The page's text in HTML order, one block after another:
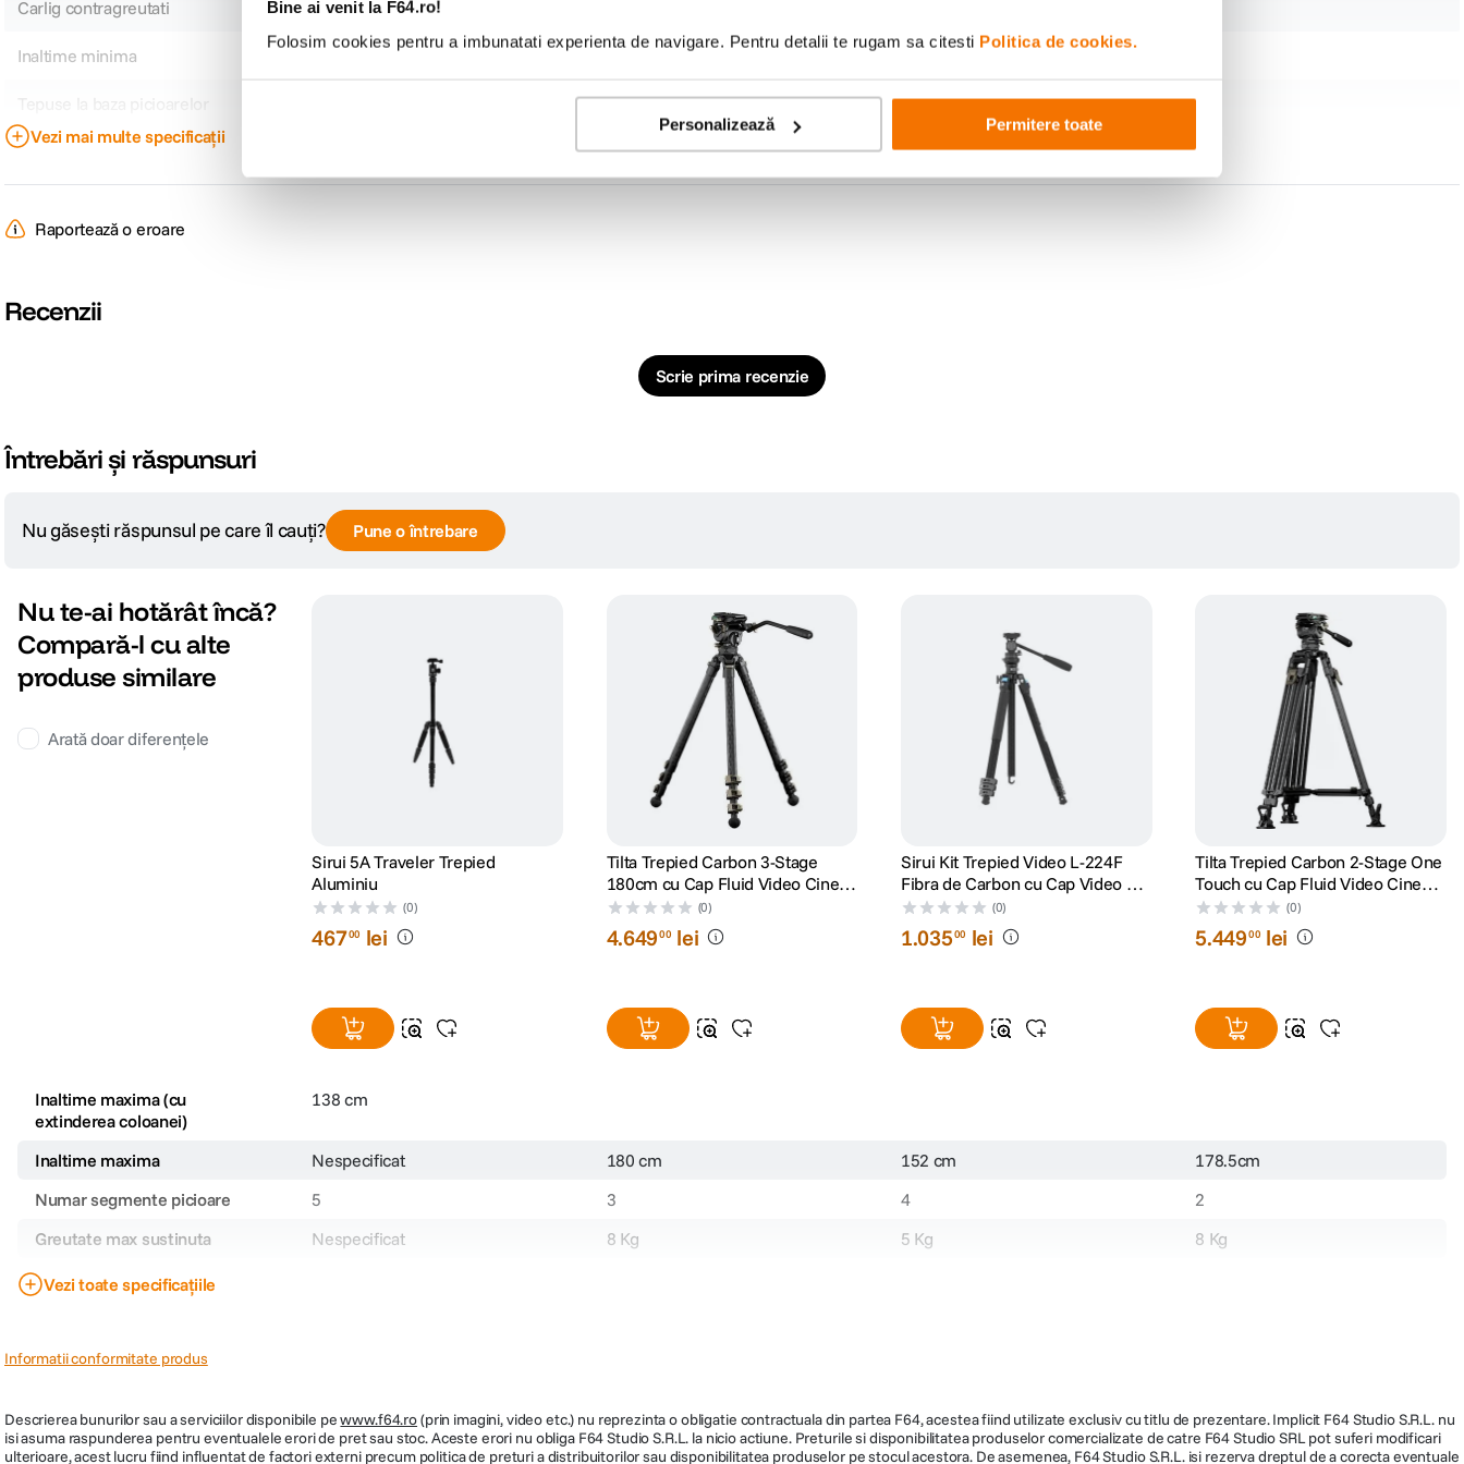
Bine ai venit la F64.ro!
Folosim cookies pentru a imbunatati experienta de navigare. Pentru detalii te rugam sa citesti Politica de cookies.
Personalizează Permitere toate
Carlig contragreutati Nespecificat
Inaltime minima
Dimensiune strans
DETALII PRODUCATOR
Vezi mai multe specificații
Raportează o eroare
Recenzii
Scrie prima recenzie
Întrebări și răspunsuri
Nu găsești răspunsul pe care îl cauți? Pune o întrebare
Nu te-ai hotărât încă?
Compară-l cu alte
produse similare
Arată doar diferențele
Sirui 5A Traveler Trepied
Aluminiu
(0)
46700 lei
Tilta Trepied Carbon 3-Stage
180cm cu Cap Fluid Video Cine
75mm 8kg Gri
(0)
4.64900 lei
Sirui Kit Trepied Video L-224F
Fibra de Carbon cu Cap Video KV-
5
(0)
1.03500 lei
Tilta Trepied Carbon 2-Stage One
Touch cu Cap Fluid Video Cine
75mm 178.5cm 8kg Gri
(0)
5.44900 lei
Inaltime maxima (cu
extinderea coloanei)
138 cm
Inaltime maxima Nespecificat 180 cm 152 cm
178.5cm
Numar segmente picioare
5 3 4
2
Greutate max sustinuta
Nespecificat 8 Kg 5 Kg
8 Kg
Sistem blocare segmente
Carlig contragreutati
Tepuse la baza picioarelor
Nespecificat
Da
Vezi toate specificațiile
Informatii conformitate produs
Descrierea bunurilor sau a serviciilor disponibile pewww.f64.ro(prin imagini, video etc.) nu reprezinta o obligatie contractuala din partea F64, acestea fiind utilizate exclusiv cu titlu de prezentare. Implicit F64 Studio S.R.L. nu
isi asuma raspunderea pentru eventualele erori de pret sau stoc. Aceste erori nu obliga F64 Studio S.R.L. la nicio actiune. Preturile si disponibilitatea produselor comercializate de catre F64 Studio SRL pot suferi modificari
ulterioare, acest lucru fiind influentat de factori externi precum politica de preturi a distribuitorilor sau disponibilitatea produselor pe stocul acestora. De asemenea, F64 Studio S.R.L. isi rezerva dreptul de a corecta eventuale